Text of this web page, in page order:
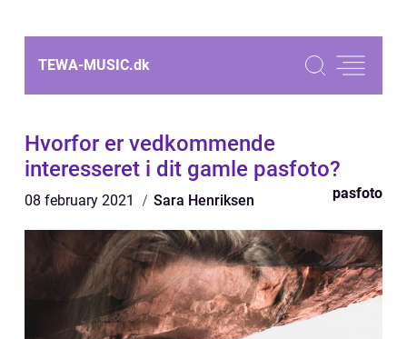
TEWA-MUSIC.dk
Hvorfor er vedkommende
interesseret i dit gamle pasfoto?
08 february 2021 Sara Henriksen pasfoto